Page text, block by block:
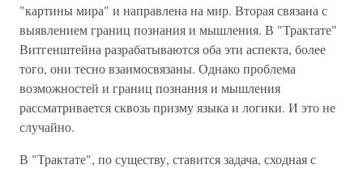
"картины мира" и направлена на мир. Вторая связана с
выявлением границ познания и мышления. В "Трактате"
Витгенштейна разрабатываются оба эти аспекта, более
того, они тесно взаимосвязаны. Однако проблема
возможностей и границ познания и мышления
рассматривается сквозь призму языка и логики. И это не
случайно.
В "Трактате", по существу, ставится задача, сходная с